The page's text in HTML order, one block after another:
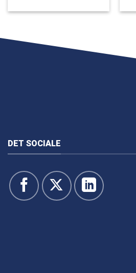
DET SOCIALE